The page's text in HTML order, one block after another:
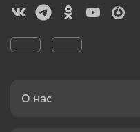
О нас